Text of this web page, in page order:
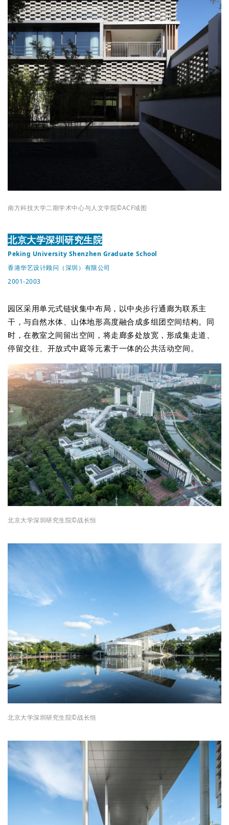
南方科技大学二期学术中心与人文学院©ACF域图
北京大学深圳研究生院
Peking University Shenzhen Graduate School
香港华艺设计顾问（深圳）有限公司
2001-2003
园区采用单元式链状集中布局，以中央步行通廊为联系主
干，与自然水体、山体地形高度融合成多组团空间结构。同
时，在教室之间留出空间，将走廊多处放宽，形成集走道、
停留交往、开放式中庭等元素于一体的公共活动空间。
北京大学深圳研究生院©战长恒
北京大学深圳研究生院©战长恒